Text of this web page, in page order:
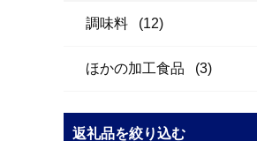
調味料 (12)
ほかの加工食品 (3)
返礼品を絞り込む